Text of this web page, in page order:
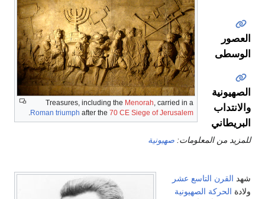
Treasures, including theMenorah, carried in a
Roman triumph after the70 CE Siege of Jerusalem
.
من المعلومات:صهيونية
القرن التاسع عشر
الحركة الصهيونية